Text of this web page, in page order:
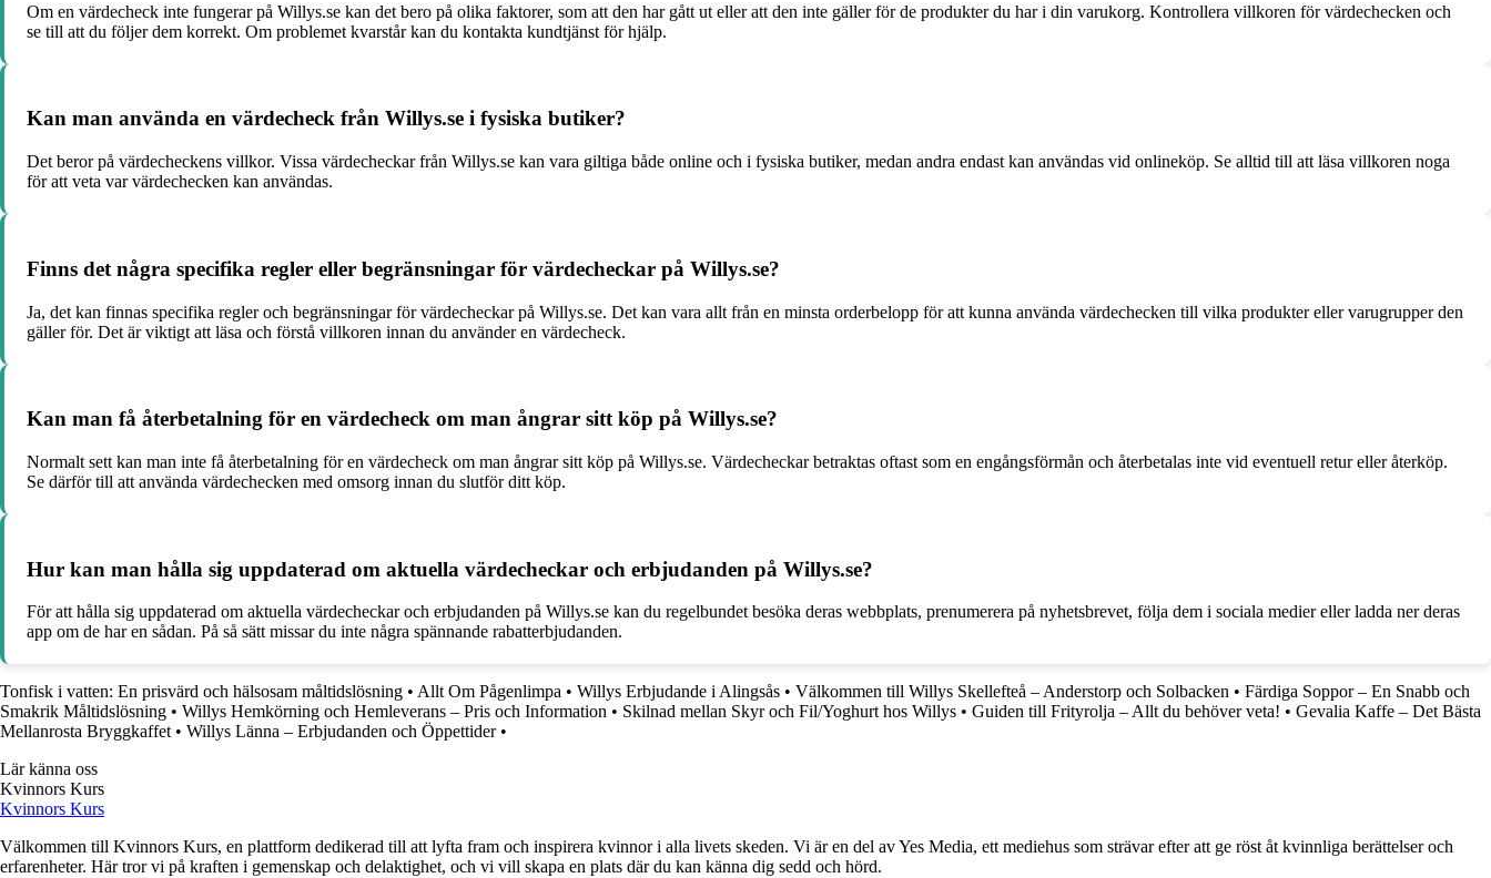
Om en värdecheck inte fungerar på Willys.se kan det bero på olika faktorer, som att den har gått ut eller att den inte gäller för de produkter du har i din varukorg. Kontrollera villkoren för värdechecken och
se till att du följer dem korrekt. Om problemet kvarstår kan du kontakta kundtjänst för hjälp.
Kan man använda en värdecheck från Willys.se i fysiska butiker?
Det beror på värdecheckens villkor. Vissa värdecheckar från Willys.se kan vara giltiga både online och i fysiska butiker, medan andra endast kan användas vid onlineköp. Se alltid till att läsa villkoren noga
för att veta var värdechecken kan användas.
Finns det några specifika regler eller begränsningar för värdecheckar på Willys.se?
Ja, det kan finnas specifika regler och begränsningar för värdecheckar på Willys.se. Det kan vara allt från en minsta orderbelopp för att kunna använda värdechecken till vilka produkter eller varugrupper den
gäller för. Det är viktigt att läsa och förstå villkoren innan du använder en värdecheck.
Kan man få återbetalning för en värdecheck om man ångrar sitt köp på Willys.se?
Normalt sett kan man inte få återbetalning för en värdecheck om man ångrar sitt köp på Willys.se. Värdecheckar betraktas oftast som en engångsförmån och återbetalas inte vid eventuell retur eller återköp.
Se därför till att använda värdechecken med omsorg innan du slutför ditt köp.
Hur kan man hålla sig uppdaterad om aktuella värdecheckar och erbjudanden på Willys.se?
För att hålla sig uppdaterad om aktuella värdecheckar och erbjudanden på Willys.se kan du regelbundet besöka deras webbplats, prenumerera på nyhetsbrevet, följa dem i sociala medier eller ladda ner deras
app om de har en sådan. På så sätt missar du inte några spännande rabatterbjudanden.
Tonfisk i vatten: En prisvärd och hälsosam måltidslösning • Allt Om Pågenlimpa • Willys Erbjudande i Alingsås • Välkommen till Willys Skellefteå – Anderstorp och Solbacken • Färdiga Soppor – En Snabb och
Smakrik Måltidslösning • Willys Hemkörning och Hemleverans – Pris och Information • Skilnad mellan Skyr och Fil/Yoghurt hos Willys • Guiden till Frityrolja – Allt du behöver veta! • Gevalia Kaffe – Det Bästa
Mellanrosta Bryggkaffet• Willys Länna – Erbjudanden och Öppettider•
Lär känna oss
Kvinnors Kurs
Kvinnors Kurs
Välkommen till Kvinnors Kurs, en plattform dedikerad till att lyfta fram och inspirera kvinnor i alla livets skeden. Vi är en del av Yes Media, ett mediehus som strävar efter att ge röst åt kvinnliga berättelser och
erfarenheter. Här tror vi på kraften i gemenskap och delaktighet, och vi vill skapa en plats där du kan känna dig sedd och hörd.